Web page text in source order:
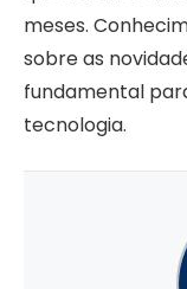
meses.
sobre as
fundamental
tecnologia.